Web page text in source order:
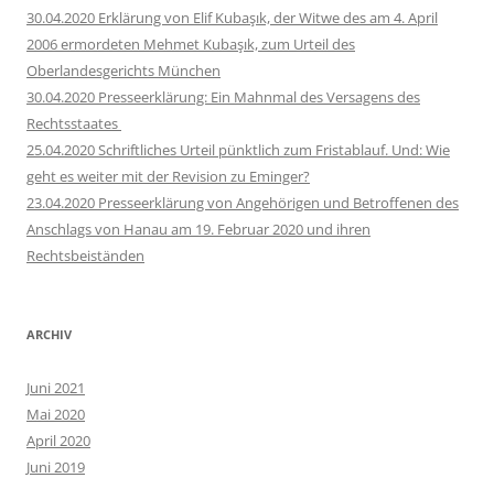
30.04.2020 Erklärung von Elif Kubaşık, der Witwe des am 4. April
2006 ermordeten Mehmet Kubaşık, zum Urteil des
Oberlandesgerichts München
30.04.2020 Presseerklärung: Ein Mahnmal des Versagens des
Rechtsstaates
25.04.2020 Schriftliches Urteil pünktlich zum Fristablauf. Und: Wie
geht es weiter mit der Revision zu Eminger?
23.04.2020 Presseerklärung von Angehörigen und Betroffenen des
Anschlags von Hanau am 19. Februar 2020 und ihren
Rechtsbeiständen
ARCHIV
Juni 2021
Mai 2020
April 2020
Juni 2019